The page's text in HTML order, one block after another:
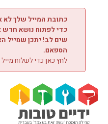
דילוג לתוכן
כתובת המייל שלך
כדי לפתוח נושא חדש
שים לב! יתכן שמייל
הספאם.
לחץ כאן כדי לשלוח